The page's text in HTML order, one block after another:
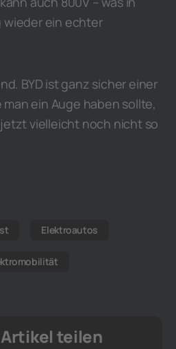
wieder ein echter
BYD ist ganz sicher einer
ein Auge haben sollte,
vielleicht noch nicht so
Elektroautos
teilen